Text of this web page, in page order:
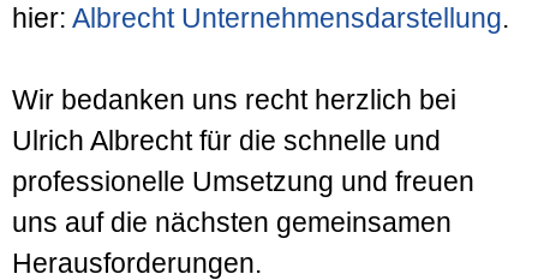
hier: Albrecht Unternehmensdarstellung.
Wir bedanken uns recht herzlich bei
Ulrich Albrecht für die schnelle und
professionelle Umsetzung und freuen
uns auf die nächsten gemeinsamen
Herausforderungen.